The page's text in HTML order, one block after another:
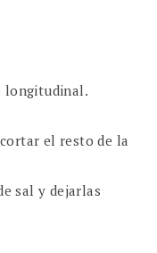
longitudinal.
el resto de la
sal y dejarlas